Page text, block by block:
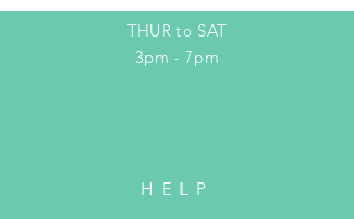
mRA/viewform ）THUR to SAT
3pm - 7pm
HELP